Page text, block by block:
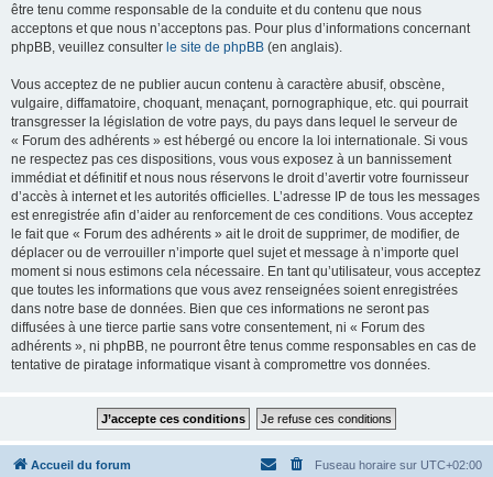
être tenu comme responsable de la conduite et du contenu que nous
acceptons et que nous n’acceptons pas. Pour plus d’informations concernant
phpBB, veuillez consulter le site de phpBB (en anglais).
Vous acceptez de ne publier aucun contenu à caractère abusif, obscène,
vulgaire, diffamatoire, choquant, menaçant, pornographique, etc. qui pourrait
transgresser la législation de votre pays, du pays dans lequel le serveur de
« Forum des adhérents » est hébergé ou encore la loi internationale. Si vous
ne respectez pas ces dispositions, vous vous exposez à un bannissement
immédiat et définitif et nous nous réservons le droit d’avertir votre fournisseur
d’accès à internet et les autorités officielles. L’adresse IP de tous les messages
est enregistrée afin d’aider au renforcement de ces conditions. Vous acceptez
le fait que « Forum des adhérents » ait le droit de supprimer, de modifier, de
déplacer ou de verrouiller n’importe quel sujet et message à n’importe quel
moment si nous estimons cela nécessaire. En tant qu’utilisateur, vous acceptez
que toutes les informations que vous avez renseignées soient enregistrées
dans notre base de données. Bien que ces informations ne seront pas
diffusées à une tierce partie sans votre consentement, ni « Forum des
adhérents », ni phpBB, ne pourront être tenus comme responsables en cas de
tentative de piratage informatique visant à compromettre vos données.
Accueil du forum Fuseau horaire sur UTC+02:00